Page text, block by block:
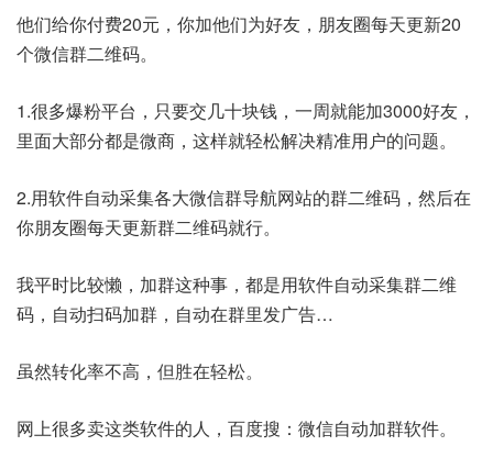
他们给你付费20元，你加他们为好友，朋友圈每天更新20
个微信群二维码。
1.很多爆粉平台，只要交几十块钱，一周就能加3000好友，
里面大部分都是微商，这样就轻松解决精准用户的问题。
2.用软件自动采集各大微信群导航网站的群二维码，然后在
你朋友圈每天更新群二维码就行。
我平时比较懒，加群这种事，都是用软件自动采集群二维
码，自动扫码加群，自动在群里发广告…
虽然转化率不高，但胜在轻松。
网上很多卖这类软件的人，百度搜：微信自动加群软件。